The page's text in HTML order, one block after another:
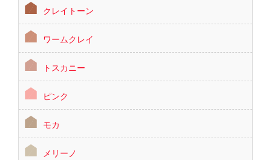
クレイトーン
ワームクレイ
トスカニー
ピンク
モカ
メリーノ